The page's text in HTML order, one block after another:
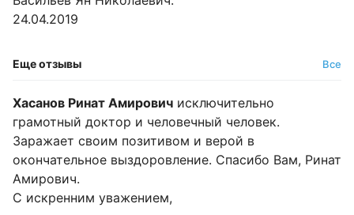
24.04.2019
Еще отзывы Все
Хасанов Ринат Амирович исключительно
грамотный доктор и человечный человек.
Заражает своим позитивом и верой в
окончательное выздоровление. Спасибо Вам, Ринат
Амирович.
С искренним уважением,